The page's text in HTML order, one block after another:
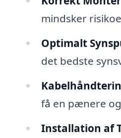
mindsker
Optimalt
det bedste
få en pænere
Installation af